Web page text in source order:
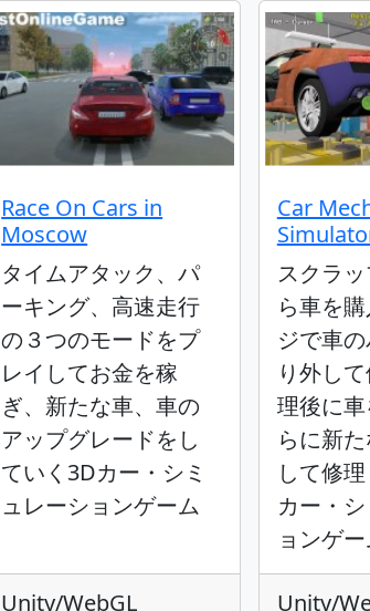
Race On Cars in
Moscow
タイムアタック、パ
ーキング、高速走行
の３つのモードをプ
レイしてお金を稼
ぎ、新たな車、車の
アップグレードをし
ていく3Dカー・シミ
ュレーションゲーム
Unity/WebGL
Car
スクラ
ら車を
ジで車
り外し
理後に
らに新
して修
カー・
ョンゲ
Unity/